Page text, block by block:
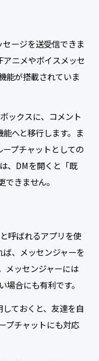
ージを送受信できま
ニメやボイスメッセ
能が搭載されていま
ックスに、コメント
へと移行します。ま
プチャットとしての
、DMを開くと「既
きません。
呼ばれるアプリを使
、メッセンジャーを
メッセンジャーには
合にも有利です。
ておくと、友達を自
プチャットにも対応